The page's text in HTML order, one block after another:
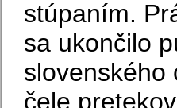
stúpaním.
sa ukončilo
slovenského
čele